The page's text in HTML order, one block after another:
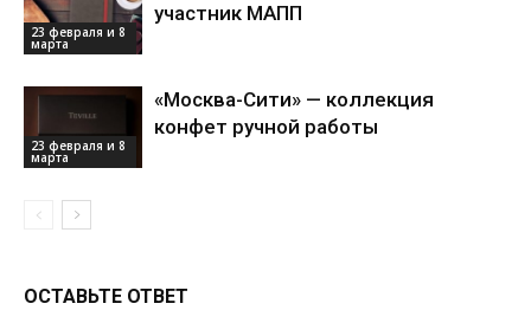
23 февраля и 8
марта
участник МАПП
23 февраля и 8
марта
«Москва-Сити» — коллекция
конфет ручной работы
ОСТАВЬТЕ ОТВЕТ